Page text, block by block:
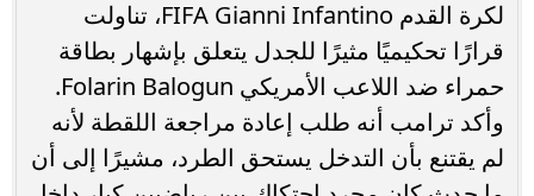
لكرة القدم FIFA Gianni Infantino، تناولت
قرارًا تحكيميًا مثيرًا للجدل يتعلق بإشهار بطاقة
حمراء ضد اللاعب الأمريكي Folarin Balogun.
وأكد ترامب أنه طلب إعادة مراجعة اللقطة لأنه
لم يقتنع بأن التدخل يستحق الطرد، مشيرًا إلى أن